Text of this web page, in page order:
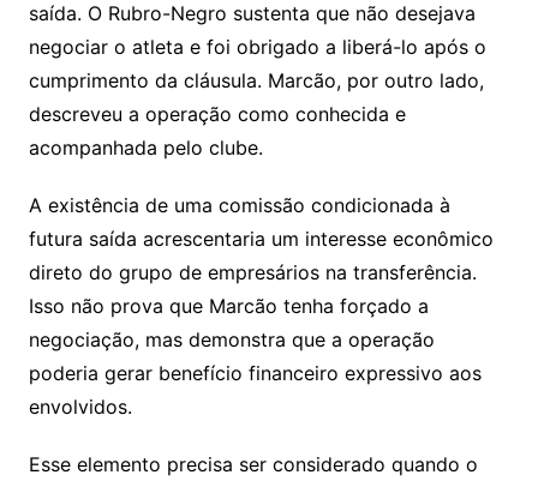
saída. O Rubro-Negro sustenta que não desejava
negociar o atleta e foi obrigado a liberá-lo após o
cumprimento da cláusula. Marcão, por outro lado,
descreveu a operação como conhecida e
acompanhada pelo clube.
A existência de uma comissão condicionada à
futura saída acrescentaria um interesse econômico
direto do grupo de empresários na transferência.
Isso não prova que Marcão tenha forçado a
negociação, mas demonstra que a operação
poderia gerar benefício financeiro expressivo aos
envolvidos.
Esse elemento precisa ser considerado quando o